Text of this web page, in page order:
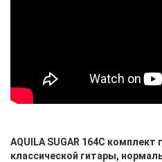
AQUILA SUGAR 164C
классической гитары,